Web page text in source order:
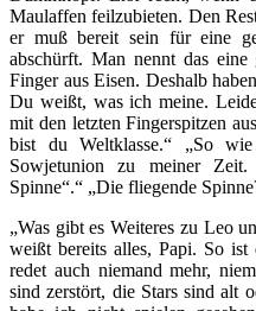
Maulaffen feilzubieten. Den
er muß bereit sein für eine
abschürft. Man nennt das eine
Finger aus Eisen. Deshalb
Du weißt, was ich meine.
mit den letzten Fingerspitzen
bist du Weltklasse.“ „So
Sowjetunion zu meiner
Spinne“.“ „Die fliegende
„Was gibt es Weiteres zu Leo
weißt bereits alles, Papi. So
redet auch niemand mehr,
sind zerstört, die Stars sind alt